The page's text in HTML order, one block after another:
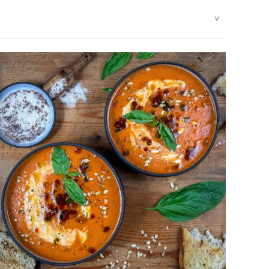
70,5 g
Mellumstraße 23-25, 26125 Oldenburg, Deutschland.